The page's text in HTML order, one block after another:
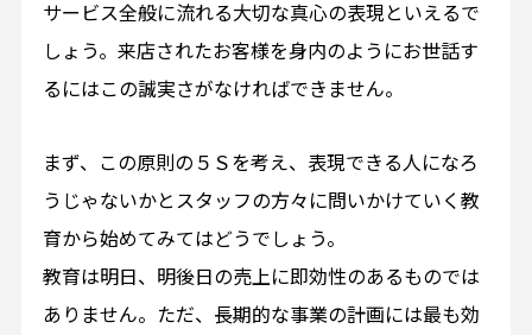
サービス全般に流れる大切な真心の表現といえるで
しょう。来店されたお客様を身内のようにお世話す
るにはこの誠実さがなければできません。
まず、この原則の５Ｓを考え、表現できる人になろ
うじゃないかとスタッフの方々に問いかけていく教
育から始めてみてはどうでしょう。
教育は明日、明後日の売上に即効性のあるものでは
ありません。ただ、長期的な事業の計画には最も効